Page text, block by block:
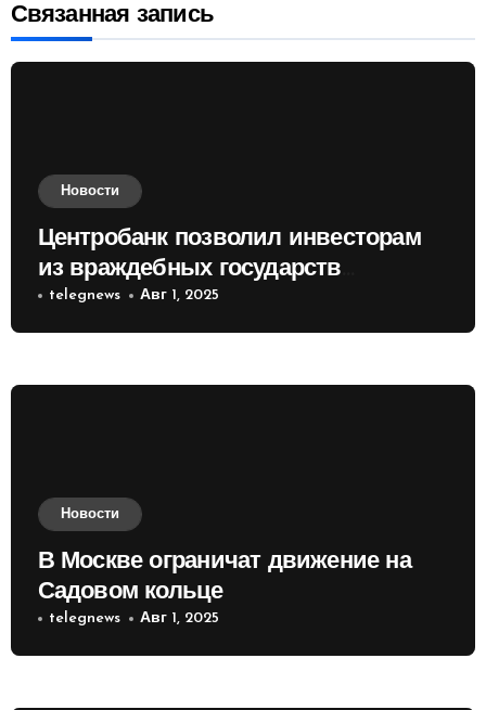
Связанная запись
Новости
Центробанк позволил инвесторам
из враждебных государств
приобретать валюту
telegnews Авг 1, 2025
Новости
В Москве ограничат движение на
Садовом кольце
telegnews Авг 1, 2025